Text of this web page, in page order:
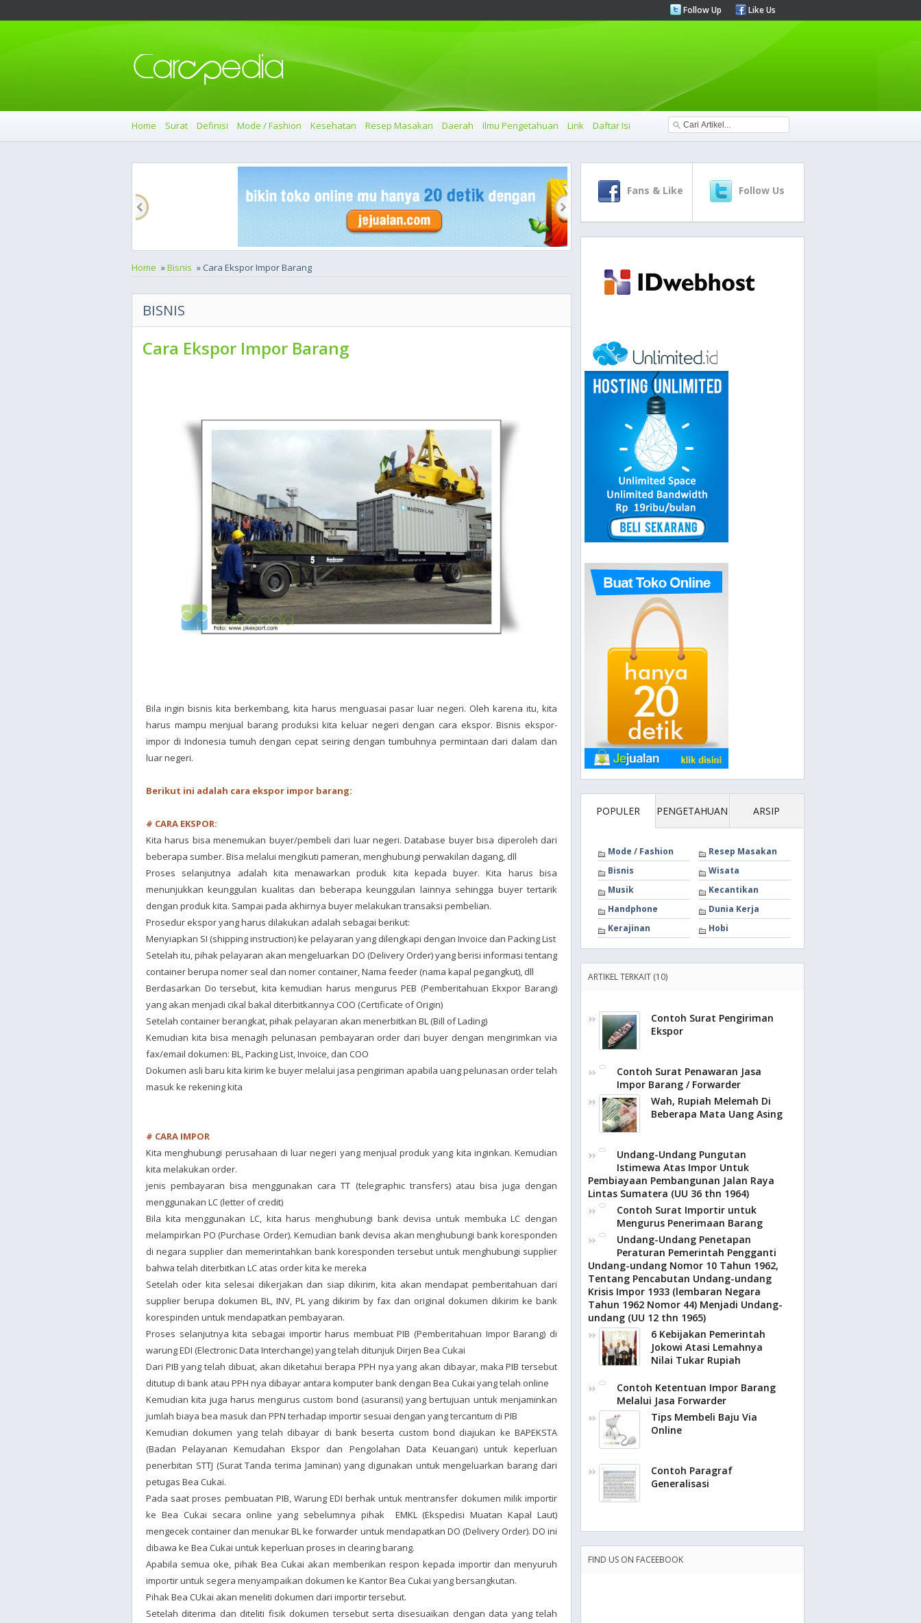
Follow Up Like Us
Home Surat Definisi Mode / Fashion Kesehatan Resep Masakan Daerah Ilmu Pengetahuan Lirik Daftar Isi
Home »Bisnis » Cara Ekspor Impor Barang
BISNIS
Cara Ekspor Impor Barang
Bila ingin bisnis kita berkembang, kita harus menguasai pasar luar negeri. Oleh karena itu, kita
harus mampu menjual barang produksi kita keluar negeri dengan cara ekspor. Bisnis ekspor-
impor di Indonesia tumuh dengan cepat seiring dengan tumbuhnya permintaan dari dalam dan
luar negeri.
Berikut ini adalah cara ekspor impor barang:
# CARA EKSPOR:
Kita harus bisa menemukan buyer/pembeli dari luar negeri. Database buyer bisa diperoleh dari
beberapa sumber. Bisa melalui mengikuti pameran, menghubungi perwakilan dagang, dll
Proses selanjutnya adalah kita menawarkan produk kita kepada buyer. Kita harus bisa
menunjukkan keunggulan kualitas dan beberapa keunggulan lainnya sehingga buyer tertarik
dengan produk kita. Sampai pada akhirnya buyer melakukan transaksi pembelian.
Prosedur ekspor yang harus dilakukan adalah sebagai berikut:
Menyiapkan SI (shipping instruction) ke pelayaran yang dilengkapi dengan Invoice dan Packing List
Setelah itu, pihak pelayaran akan mengeluarkan DO (Delivery Order) yang berisi informasi tentang
container berupa nomer seal dan nomer container, Nama feeder (nama kapal pegangkut), dll
Berdasarkan Do tersebut, kita kemudian harus mengurus PEB (Pemberitahuan Ekxpor Barang)
yang akan menjadi cikal bakal diterbitkannya COO (Certificate of Origin)
Setelah container berangkat, pihak pelayaran akan menerbitkan BL (Bill of Lading)
Kemudian kita bisa menagih pelunasan pembayaran order dari buyer dengan mengirimkan via
fax/email dokumen: BL, Packing List, Invoice, dan COO
Dokumen asli baru kita kirim ke buyer melalui jasa pengiriman apabila uang pelunasan order telah
masuk ke rekening kita
# CARA IMPOR
Kita menghubungi perusahaan di luar negeri yang menjual produk yang kita inginkan. Kemudian
kita melakukan order.
jenis pembayaran bisa menggunakan cara TT (telegraphic transfers) atau bisa juga dengan
menggunakan LC (letter of credit)
Bila kita menggunakan LC, kita harus menghubungi bank devisa untuk membuka LC dengan
melampirkan PO (Purchase Order). Kemudian bank devisa akan menghubungi bank koresponden
di negara supplier dan memerintahkan bank koresponden tersebut untuk menghubungi supplier
bahwa telah diterbitkan LC atas order kita ke mereka
Setelah oder kita selesai dikerjakan dan siap dikirim, kita akan mendapat pemberitahuan dari
supplier berupa dokumen BL, INV, PL yang dikirim by fax dan original dokumen dikirim ke bank
korespinden untuk mendapatkan pembayaran.
Proses selanjutnya kita sebagai importir harus membuat PIB (Pemberitahuan Impor Barang) di
warung EDI (Electronic Data Interchange) yang telah ditunjuk Dirjen Bea Cukai
Dari PIB yang telah dibuat, akan diketahui berapa PPH nya yang akan dibayar, maka PIB tersebut
ditutup di bank atau PPH nya dibayar antara komputer bank dengan Bea Cukai yang telah online
Kemudian kita juga harus mengurus custom bond (asuransi) yang bertujuan untuk menjaminkan
jumlah biaya bea masuk dan PPN terhadap importir sesuai dengan yang tercantum di PIB
Kemudian dokumen yang telah dibayar di bank beserta custom bond diajukan ke BAPEKSTA
(Badan Pelayanan Kemudahan Ekspor dan Pengolahan Data Keuangan) untuk keperluan
penerbitan STTJ (Surat Tanda terima Jaminan) yang digunakan untuk mengeluarkan barang dari
petugas Bea Cukai.
Pada saat proses pembuatan PIB, Warung EDI berhak untuk mentransfer dokumen milik importir
ke Bea Cukai secara online yang sebelumnya pihak EMKL (Ekspedisi Muatan Kapal Laut)
mengecek container dan menukar BL ke forwarder untuk mendapatkan DO (Delivery Order). DO ini
dibawa ke Bea Cukai untuk keperluan proses in clearing barang.
Apabila semua oke, pihak Bea Cukai akan memberikan respon kepada importir dan menyuruh
importir untuk segera menyampaikan dokumen ke Kantor Bea Cukai yang bersangkutan.
Pihak Bea CUkai akan meneliti dokumen dari importir tersebut.
Setelah diterima dan diteliti fisik dokumen tersebut serta disesuaikan dengan data yang telah
Fans & Like Follow Us
POPULER PENGETAHUAN ARSIP
Mode / Fashion
Resep Masakan
Bisnis
Wisata
Musik
Kecantikan
Handphone
Dunia Kerja
Kerajinan
Hobi
ARTIKEL TERKAIT (10)
Contoh Surat Pengiriman
Ekspor
Contoh Surat Penawaran Jasa
Impor Barang / Forwarder
Wah, Rupiah Melemah Di
Beberapa Mata Uang Asing
Undang-Undang Pungutan
Istimewa Atas Impor Untuk
Pembiayaan Pembangunan Jalan Raya
Lintas Sumatera (UU 36 thn 1964)
Contoh Surat Importir untuk
Mengurus Penerimaan Barang
Undang-Undang Penetapan
Peraturan Pemerintah Pengganti
Undang-undang Nomor 10 Tahun 1962,
Tentang Pencabutan Undang-undang
Krisis Impor 1933 (lembaran Negara
Tahun 1962 Nomor 44) Menjadi Undang-
undang (UU 12 thn 1965)
6 Kebijakan Pemerintah
Jokowi Atasi Lemahnya
Nilai Tukar Rupiah
Contoh Ketentuan Impor Barang
Melalui Jasa Forwarder
Tips Membeli Baju Via
Online
Contoh Paragraf
Generalisasi
FIND US ON FACEEBOOK